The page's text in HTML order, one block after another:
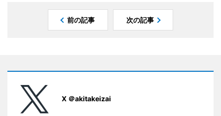
前の記事 次の記事
X ＠akitakeizai